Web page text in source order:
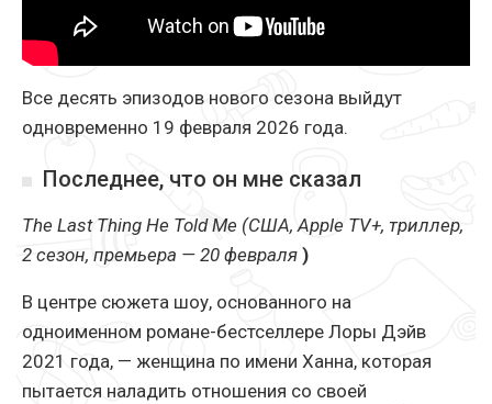
Все десять эпизодов нового сезона выйдут
одновременно 19 февраля 2026 года.
Последнее, что он мне сказал
The Last Thing He Told Me (США, Apple TV+, триллер,
2 сезон, премьера — 20 февраля )
В центре сюжета шоу, основанного на
одноименном романе-бестселлере Лоры Дэйв
2021 года, — женщина по имени Ханна, которая
пытается наладить отношения со своей